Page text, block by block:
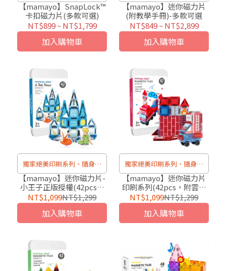
新玩法
【mamayo】SnapLock™
卡扣磁力片(多款可選)
NT$899~NT$1,799
加入購物車
帶超方便！
【mamayo】迷你磁力片
(附教學手冊)-多款可選
NT$849~NT$2,899
加入購物車
獨家絕美印刷系列、隨身攜
帶超方便！
【mamayo】迷你磁力片-
小王子正版授權(42pcs，
附教學手冊、3款壓克力人
物角色)
NT$1,099NT$1,299
加入購物車
獨家絕美印刷系列、隨身攜
帶超方便！
【mamayo】迷你磁力片
印刷系列(42pcs，附雲梯
消防車2pcs、教學手冊)
NT$1,099NT$1,299
加入購物車